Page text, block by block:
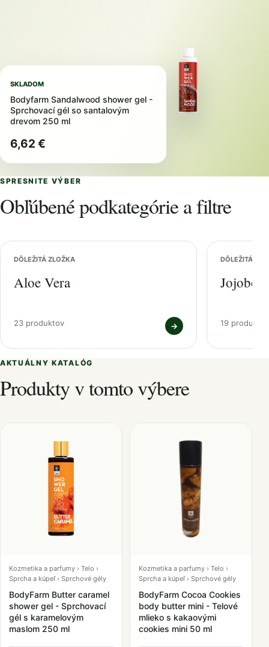
SKLADOM
Bodyfarm Sandalwood shower gel -
Sprchovací gél so santalovým
drevom 250 ml
6,62 €
SPRESNITE VÝBER
Obľúbené podkategórie a filtre
DÔLEŽITÁ ZLOŽKA
Aloe Vera
23 produktov →
DÔLEŽITÁ
19 produktov
AKTUÁLNY KATALÓG
Produkty v tomto výbere
Kozmetika a parfumy › Telo ›
Sprcha a kúpeľ › Sprchové gély
BodyFarm Butter caramel
shower gel - Sprchovací
gél s karamelovým
maslom 250 ml
Kozmetika a parfumy › Telo ›
Sprcha a kúpeľ › Sprchové gély
BodyFarm Cocoa Cookies
body butter mini - Telové
mlieko s kakaovými
cookies mini 50 ml